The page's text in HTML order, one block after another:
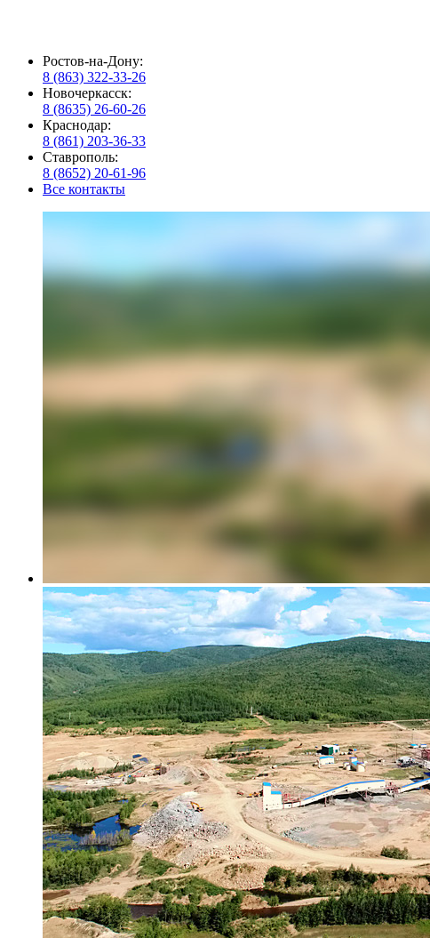
Ростов-на-Дону:
8 (863) 322-33-26
Новочеркасск:
8 (8635) 26-60-26
Краснодар:
8 (861) 203-36-33
Ставрополь:
8 (8652) 20-61-96
Все контакты